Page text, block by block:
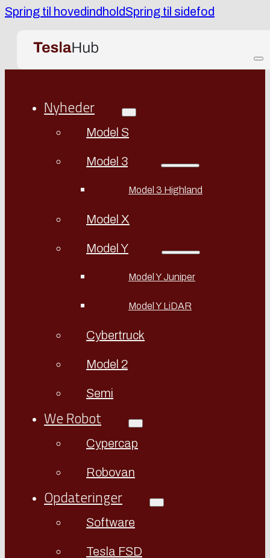
Spring til hovedindholdSpring til sidefod
Nyheder
Model S
Model 3
Model 3 Highland
Model X
Model Y
Model Y Juniper
Model Y LiDAR
Cybertruck
Model 2
Semi
We Robot
Cypercap
Robovan
Opdateringer
Software
Tesla FSD